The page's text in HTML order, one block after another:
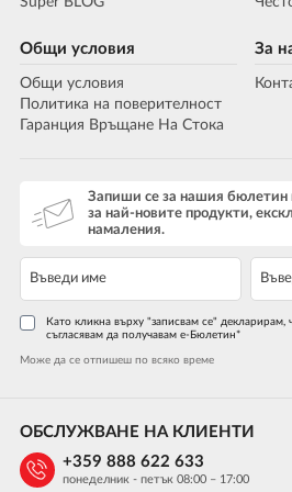
Общи условия
Общи условия
Политика на поверителност
Гаранция Връщане На Стока
За
Запиши се за нашия бюлетин
за най-новите продукти,
намаления.
Като кликна върху "записвам се"
съгласявам да получавам е-Бюлетин*
Може да се отпишеш по всяко време
ОБСЛУЖВАНЕ НА КЛИЕНТИ
+359 888 622 633
понеделник - петък 08:00 – 17:00